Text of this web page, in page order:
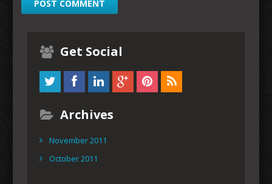
Get Social
Archives
November 2011
October 2011